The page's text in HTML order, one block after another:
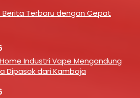
Terbaru dengan Cepat
Industri Vape Mengandung
Dipasok dari Kamboja